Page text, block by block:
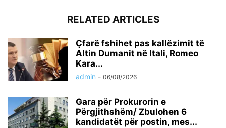
RELATED ARTICLES
Çfarë fshihet pas kallëzimit të
Altin Dumanit në Itali, Romeo
Kara...
admin - 06/08/2026
Gara për Prokurorin e
Përgjithshëm/ Zbulohen 6
kandidatët për postin, mes...